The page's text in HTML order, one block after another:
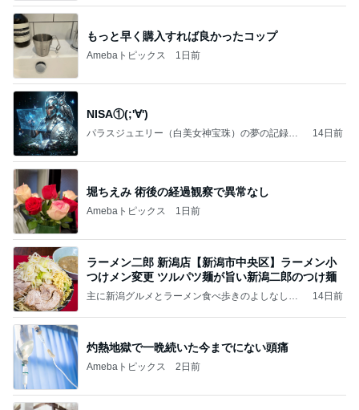
もっと早く購入すれば良かったコップ
Amebaトピックス 1日前
NISA①(;'∀')
パラスジュエリー（白美女神宝珠）の夢の記録
14日前
堀ちえみ 術後の経過観察で異常なし
Amebaトピックス 1日前
ラーメン二郎 新潟店【新潟市中央区】ラーメン小
つけメン変更 ツルパツ麺が旨い新潟二郎のつけ麺
主に新潟グルメとラーメン食べ歩きのよしなしご
14日前
灼熱地獄で一晩続いた今までにない頭痛
Amebaトピックス 2日前